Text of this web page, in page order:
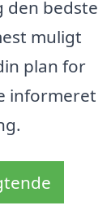
den bedste
muligt
plan for
informeret